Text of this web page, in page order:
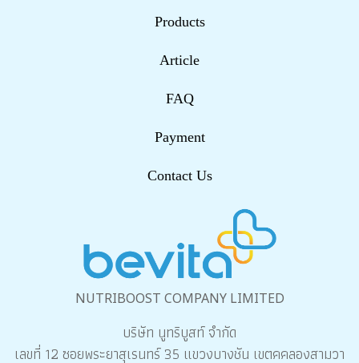
Products
Article
FAQ
Payment
Contact Us
NUTRIBOOST COMPANY LIMITED
บริษัท นูทริบูสท์ จำกัด
เลขที่ 12 ซอยพระยาสุเรนทร์ 35 แขวงบางชัน เขตคคลองสามวา